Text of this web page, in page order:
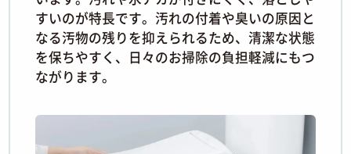
すいのが特長です。汚れの付着や臭いの原因と
なる汚物の残りを抑えられるため、清潔な状態
を保ちやすく、日々のお掃除の負担軽減にもつ
ながります。